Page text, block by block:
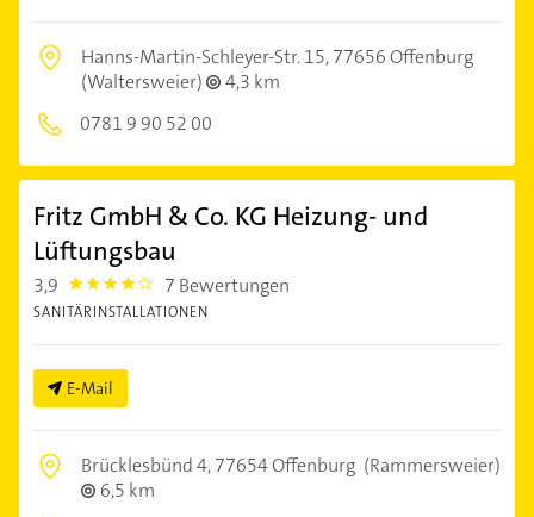
Hanns-Martin-Schleyer-Str. 15,77656 Offenburg
(Waltersweier)
4,3 km
0781 9 90 52 00
Fritz GmbH & Co. KG Heizung- und
Lüftungsbau
3,9 3.9 7 Bewertungen
SANITÄRINSTALLATIONEN
E-Mail
Brücklesbünd 4,77654 Offenburg (Rammersweier)
6,5 km